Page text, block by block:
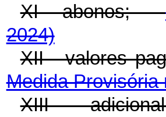
XI - abonos;
2024)
XII - valores
Medida Provisória
XIII -